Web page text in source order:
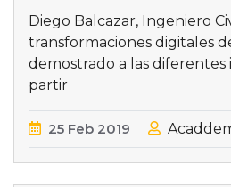
Diego Balcazar, Ingeniero
transformaciones digitales
demostrado a las diferentes
partir
25 Feb 2019